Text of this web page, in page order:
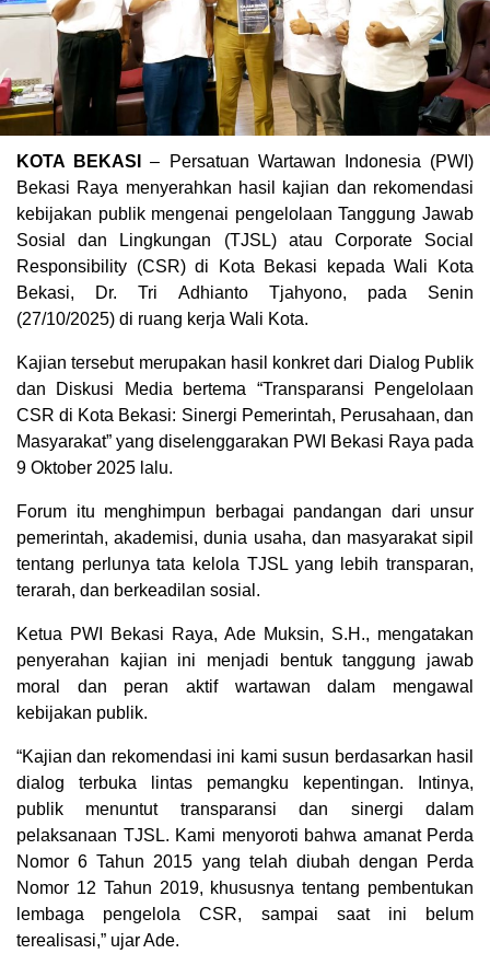
KOTA BEKASI
– Persatuan Wartawan Indonesia (PWI)
Bekasi Raya menyerahkan hasil kajian dan rekomendasi
kebijakan publik mengenai pengelolaan Tanggung Jawab
Sosial dan Lingkungan (TJSL) atau Corporate Social
Responsibility (CSR) di Kota Bekasi kepada Wali Kota
Bekasi, Dr. Tri Adhianto Tjahyono, pada Senin
(27/10/2025) di ruang kerja Wali Kota.
Kajian tersebut merupakan hasil konkret dari Dialog Publik
dan Diskusi Media bertema “Transparansi Pengelolaan
CSR di Kota Bekasi: Sinergi Pemerintah, Perusahaan, dan
Masyarakat” yang diselenggarakan PWI Bekasi Raya pada
9 Oktober 2025 lalu.
Forum itu menghimpun berbagai pandangan dari unsur
pemerintah, akademisi, dunia usaha, dan masyarakat sipil
tentang perlunya tata kelola TJSL yang lebih transparan,
terarah, dan berkeadilan sosial.
Ketua PWI Bekasi Raya, Ade Muksin, S.H., mengatakan
penyerahan kajian ini menjadi bentuk tanggung jawab
moral dan peran aktif wartawan dalam mengawal
kebijakan publik.
“Kajian dan rekomendasi ini kami susun berdasarkan hasil
dialog terbuka lintas pemangku kepentingan. Intinya,
publik menuntut transparansi dan sinergi dalam
pelaksanaan TJSL. Kami menyoroti bahwa amanat Perda
Nomor 6 Tahun 2015 yang telah diubah dengan Perda
Nomor 12 Tahun 2019, khususnya tentang pembentukan
lembaga pengelola CSR, sampai saat ini belum
terealisasi,” ujar Ade.